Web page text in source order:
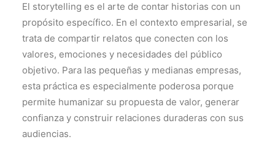
El storytelling es el arte de contar historias con un
propósito específico. En el contexto empresarial, se
trata de compartir relatos que conecten con los
valores, emociones y necesidades del público
objetivo. Para las pequeñas y medianas empresas,
esta práctica es especialmente poderosa porque
permite humanizar su propuesta de valor, generar
confianza y construir relaciones duraderas con sus
audiencias.